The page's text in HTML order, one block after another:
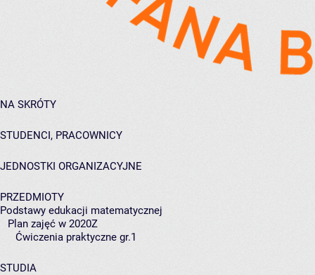
NA SKRÓTY
STUDENCI, PRACOWNICY
JEDNOSTKI ORGANIZACYJNE
PRZEDMIOTY
Podstawy edukacji matematycznej
Plan zajęć w 2020Z
Ćwiczenia praktyczne gr.1
STUDIA